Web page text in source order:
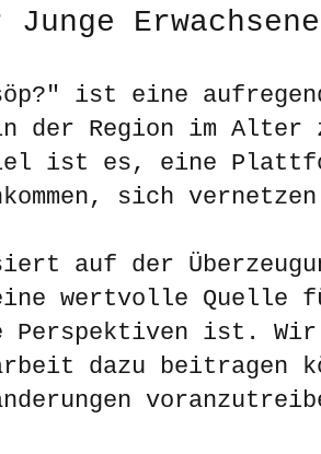
Erwachsene
ist eine
der Region im Alter
ist es, eine
sich
auf der
eine wertvolle
Perspektiven ist.
dazu beitragen